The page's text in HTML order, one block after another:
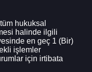
hukuksal
halinde ilgili
en geç 1 (Bir)
işlemler
için irtibata